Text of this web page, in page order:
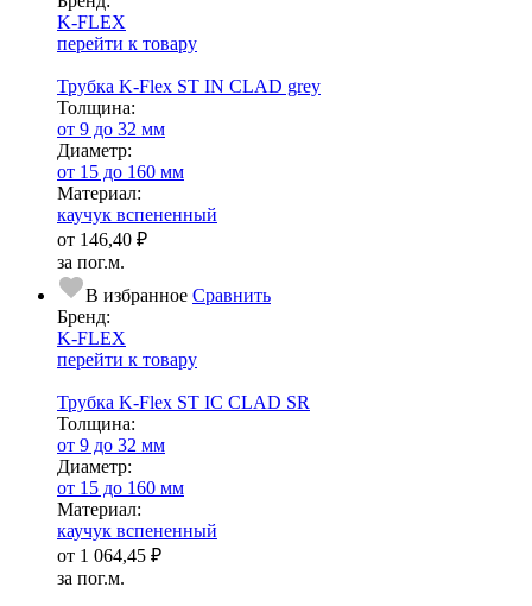
K-FLEX
перейти к товару
Трубка K-Flex ST IN CLAD grey
Тол­щи­на:
от 9 до 32 мм
Диаметр:
от 15 до 160 мм
Ма­­те­­ри­­ал:
каучук вспененный
от 146,40 ₽
за пог.м.
В избранное Сравнить
Бренд:
K-FLEX
перейти к товару
Трубка K-Flex ST IС CLAD SR
Тол­щи­на:
от 9 до 32 мм
Диаметр:
от 15 до 160 мм
Ма­­те­­ри­­ал:
каучук вспененный
от 1 064,45 ₽
за пог.м.